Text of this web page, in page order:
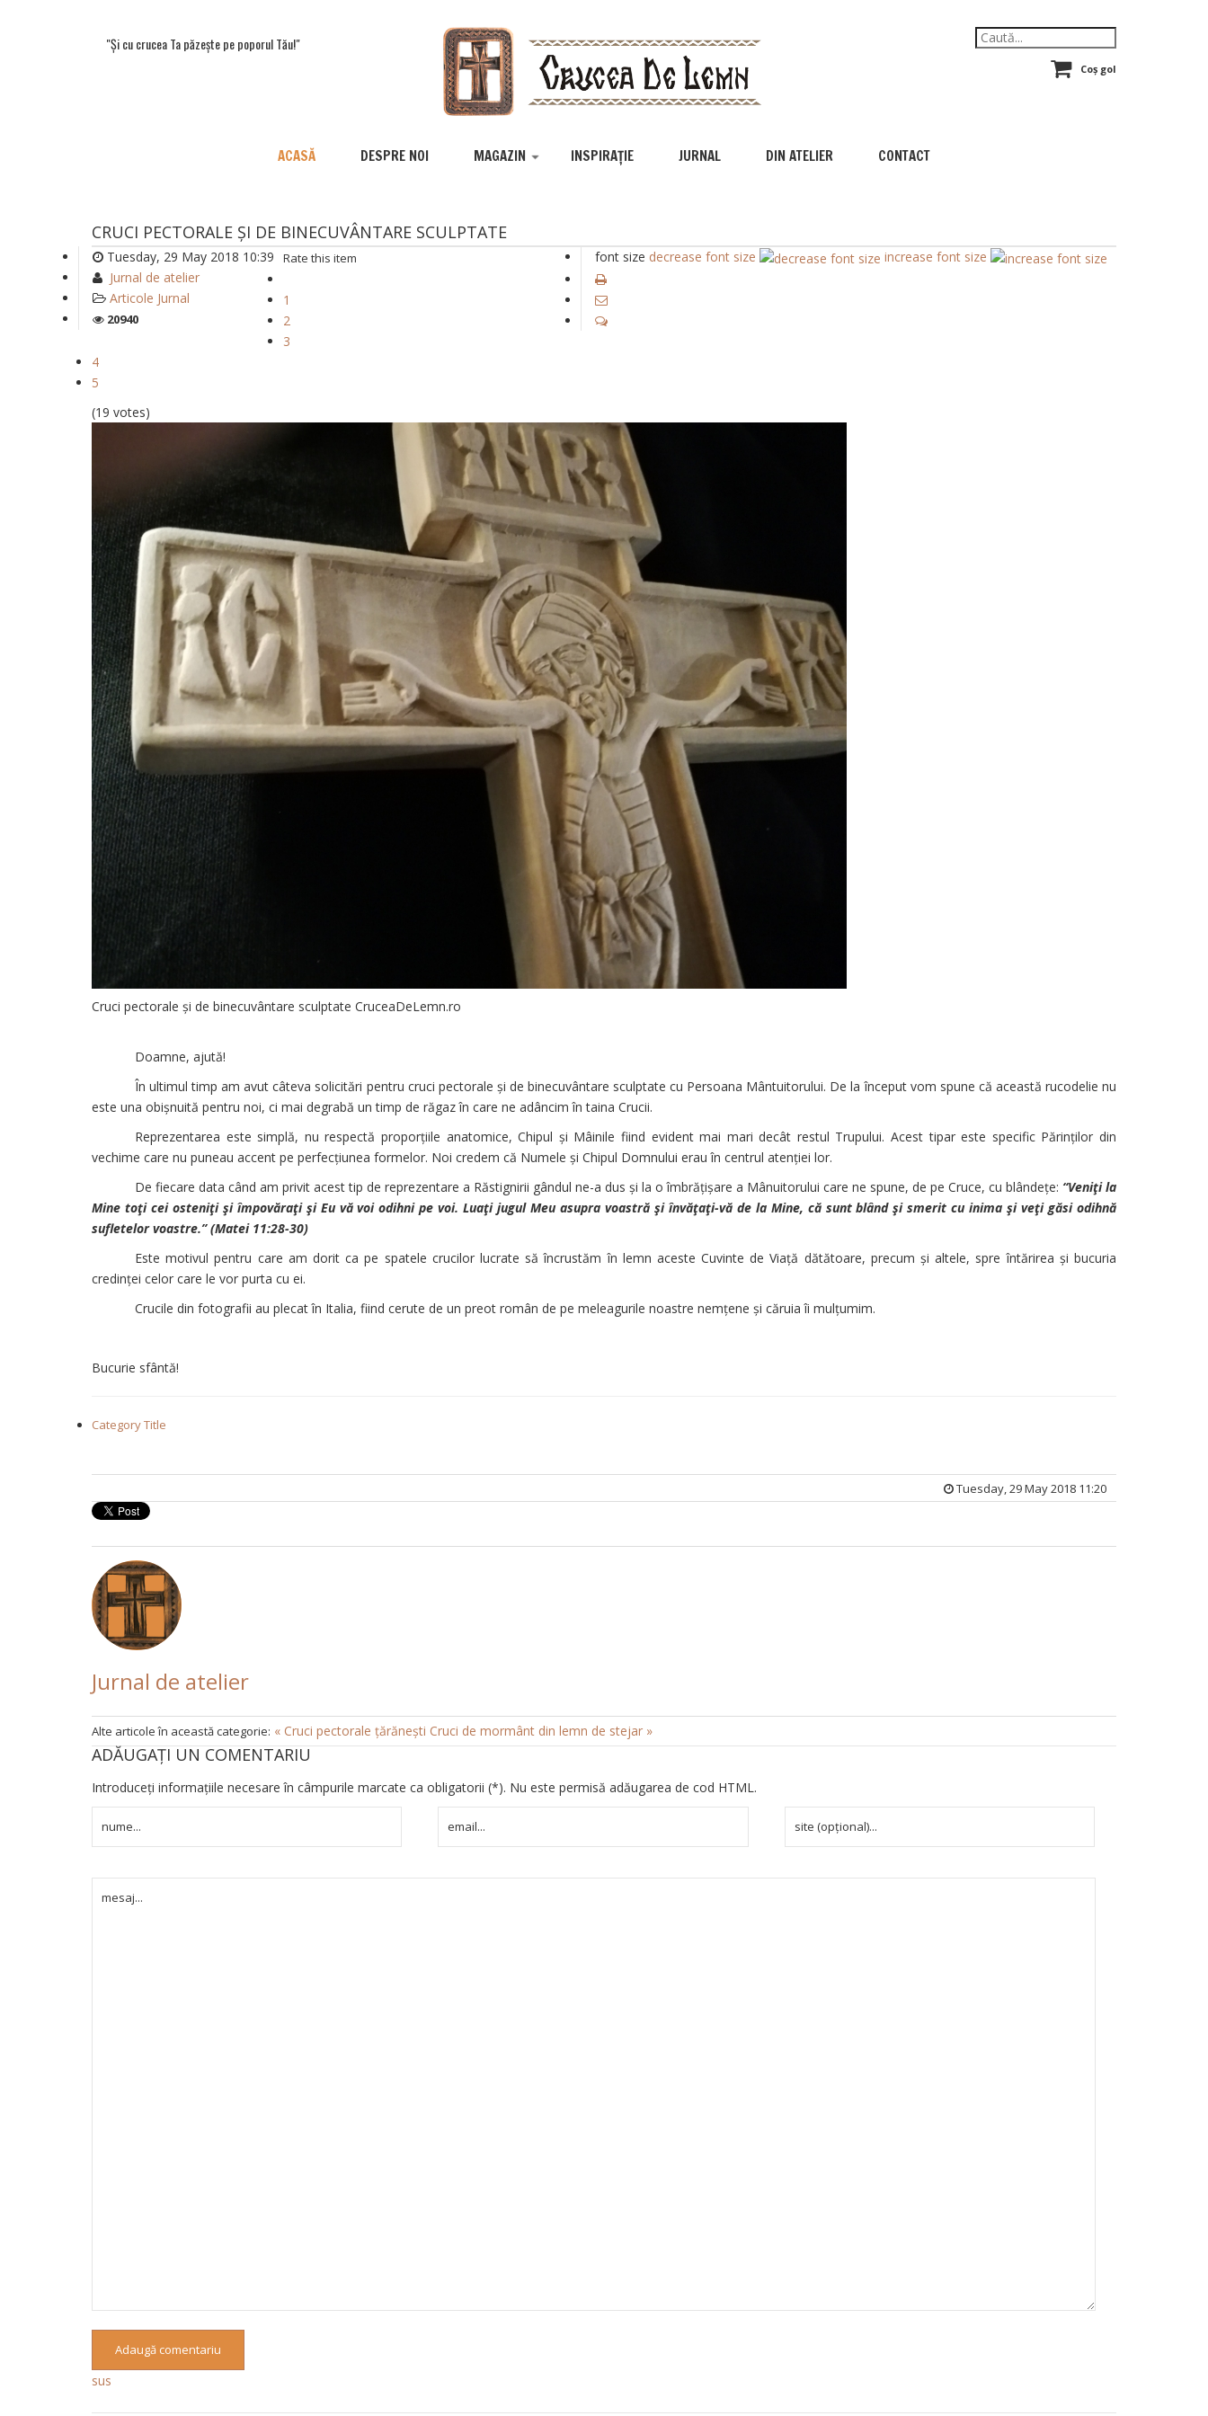
"Și cu crucea Ta păzește pe poporul Tău!"
Coș gol
ACASĂ DESPRE NOI MAGAZIN INSPIRAȚIE JURNAL DIN ATELIER CONTACT
CRUCI PECTORALE ȘI DE BINECUVÂNTARE SCULPTATE
Tuesday, 29 May 2018 10:39
Jurnal de atelier
Articole Jurnal
20940
font size decrease font size increase font size
Rate this item
1
2
3
4
5
(19 votes)
Cruci pectorale și de binecuvântare sculptate CruceaDeLemn.ro
Doamne, ajută!
În ultimul timp am avut câteva solicitări pentru cruci pectorale și de binecuvântare sculptate cu Persoana Mântuitorului. De la început vom spune că această rucodelie nu
este una obișnuită pentru noi, ci mai degrabă un timp de răgaz în care ne adâncim în taina Crucii.
Reprezentarea este simplă, nu respectă proporțiile anatomice, Chipul și Mâinile fiind evident mai mari decât restul Trupului. Acest tipar este specific Părinților din
vechime care nu puneau accent pe perfecțiunea formelor. Noi credem că Numele și Chipul Domnului erau în centrul atenției lor.
De fiecare data când am privit acest tip de reprezentare a Răstignirii gândul ne-a dus și la o îmbrățișare a Mânuitorului care ne spune, de pe Cruce, cu blândețe: “Veniţi la
Mine toţi cei osteniţi şi împovăraţi şi Eu vă voi odihni pe voi. Luaţi jugul Meu asupra voastră şi învăţaţi-vă de la Mine, că sunt blând şi smerit cu inima şi veţi găsi odihnă
sufletelor voastre.” (Matei 11:28-30)
Este motivul pentru care am dorit ca pe spatele crucilor lucrate să încrustăm în lemn aceste Cuvinte de Viață dătătoare, precum și altele, spre întărirea și bucuria
credinței celor care le vor purta cu ei.
Crucile din fotografii au plecat în Italia, fiind cerute de un preot român de pe meleagurile noastre nemțene și căruia îi mulțumim.
Bucurie sfântă!
Category Title
Tuesday, 29 May 2018 11:20
Jurnal de atelier
Alte articole în această categorie: « Cruci pectorale țărănești Cruci de mormânt din lemn de stejar »
ADĂUGAȚI UN COMENTARIU
Introduceți informațiile necesare în câmpurile marcate ca obligatorii (*). Nu este permisă adăugarea de cod HTML.
Adaugă comentariu
sus